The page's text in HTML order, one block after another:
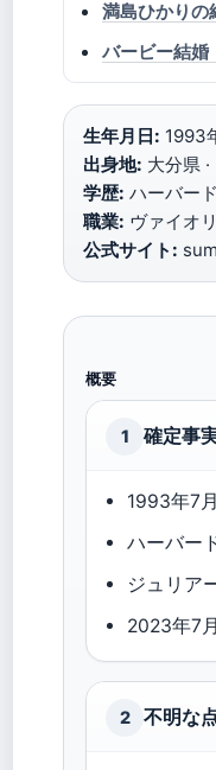
満島ひかりの
バービー結婚
生年月日: 1993
出身地: 大分県 ·
学歴: ハーバー
職業: ヴァイオ
公式サイト:
概要
1 確定事
1993年7
ハーバー
ジュリア
2023年7
2 不明な